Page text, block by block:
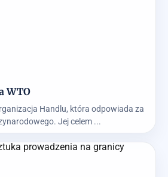
WTO
Handlu, która odpowiada za
Jej celem ...